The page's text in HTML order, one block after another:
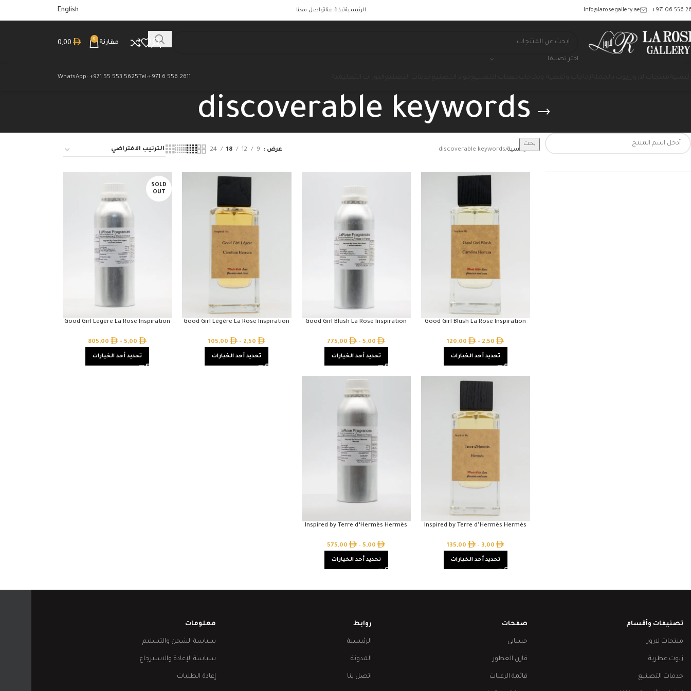
‎+971 06 556
Info@larosegallery.ae الرئيسيةنبذة عناتواصل معنا English
اختر تصنيفا
مقارنة
0
0,00
Tel:+971 6 556 2611
WhatsApp: +971 55 553 5625
discoverable keywords
بحث
الرئيسية discoverable keywords عرض 9
12
18
24
Good Girl Blush La Rose Inspiration
2,50
–
120,00
تحديد أحد الخيارات
Good Girl Blush La Rose Inspiration
5,00
–
775,00
تحديد أحد الخيارات
Good Girl Légère La Rose Inspiration
2,50
–
105,00
تحديد أحد الخيارات
SOLD
OUT
Good Girl Légère La Rose Inspiration
5,00
–
805,00
تحديد أحد الخيارات
Inspired by Terre d’Hermès Hermès
3,00
–
135,00
تحديد أحد الخيارات
Inspired by Terre d’Hermès Hermès
5,00
–
575,00
تحديد أحد الخيارات
تصنيفات وأقسام
منتجات لاروز
زيوت عطرية
خدمات التصنيع
صفحات
حسابي
قارن العطور
قائمة الرغبات
روابط
الرئيسية
المدونة
اتصل بنا
معلومات
سياسة الشحن والتسليم
سياسة الإعادة والاسترجاع
إعادة الطلبات